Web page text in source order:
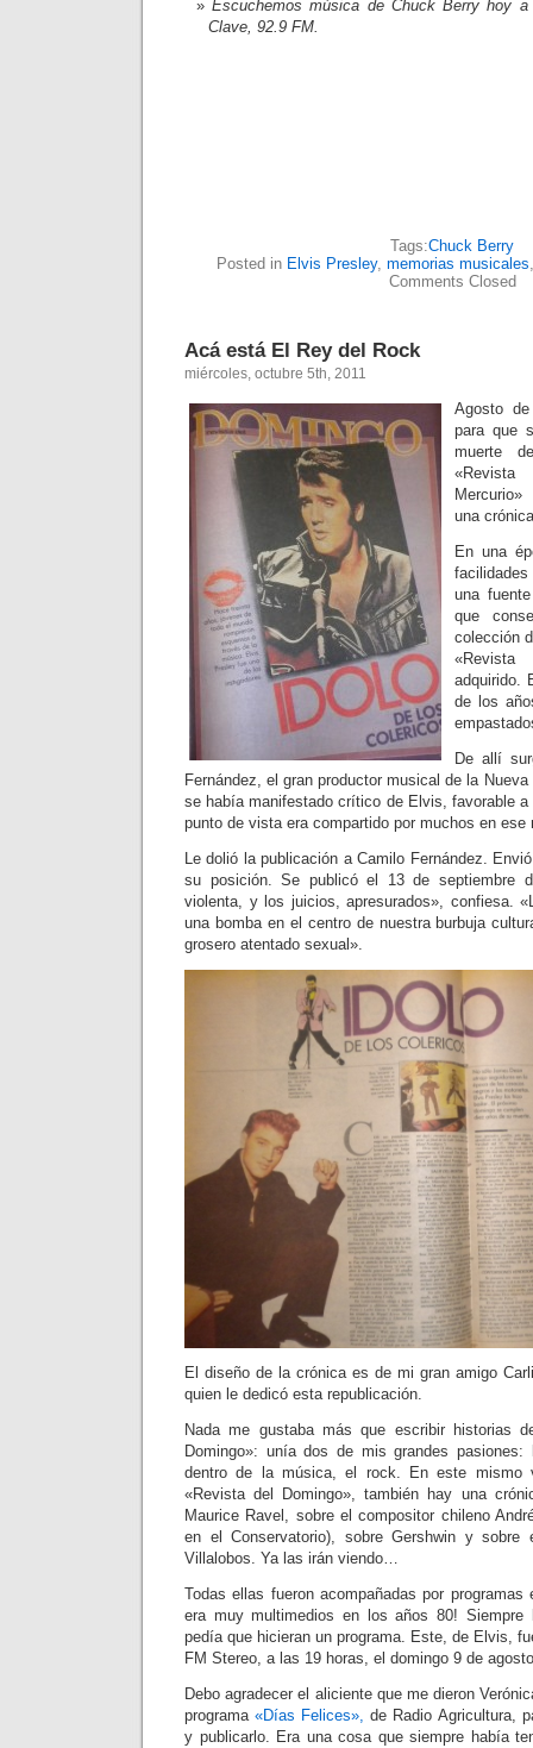
Escuchemos música de Chuck Berry hoy
Clave, 92.9 FM.
Tags:Chuck Berry
Posted in Elvis Presley, memorias musicales
Comments Closed
Acá está El Rey del Rock
miércoles, octubre 5th, 2011
Agosto
para que
muerte
una
En una
una
que
colección
adquirido.
de los
De allí
Fernández, el gran productor musical de la
se había manifestado crítico de Elvis, favorable
punto de vista era compartido por muchos en ese
Le dolió la publicación a Camilo Fernández.
su posición. Se publicó el 13 de septiembre
violenta, y los juicios, apresurados», confiesa.
una bomba en el centro de nuestra burbuja
grosero atentado sexual».
El diseño de la crónica es de mi gran amigo
quien le dedicó esta republicación.
Nada me gustaba más que escribir historias
Domingo»: unía dos de mis grandes
dentro de la música, el rock. En este mismo
«Revista del Domingo», también hay una
Maurice Ravel, sobre el compositor chileno
en el Conservatorio), sobre Gershwin y sobre
Villalobos. Ya las irán viendo…
Todas ellas fueron acompañadas por programas
era muy multimedios en los años 80!
pedía que hicieran un programa. Este, de Elvis,
FM Stereo, a las 19 horas, el domingo 9 de
Debo agradecer el aliciente que me dieron
programa«Días Felices», de Radio Agricultura,
y publicarlo. Era una cosa que siempre había